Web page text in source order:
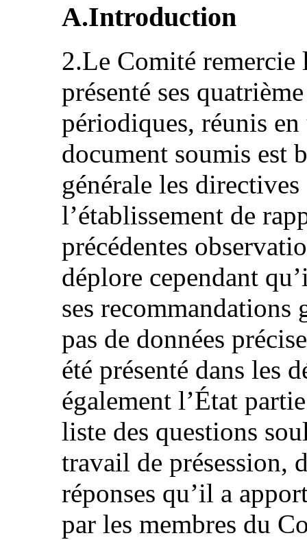
A.Introduction
2.Le Comité remercie
présenté ses
périodiques, réunis
document soumis est
générale les
l’établissement de
précédentes
déplore cependant
ses recommandations
pas de données
été présenté dans les
également l’État
liste des questions
travail de présession,
réponses qu’il a
par les membres du